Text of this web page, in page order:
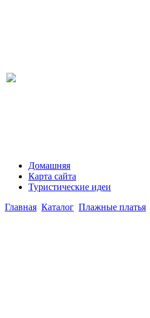
Домашняя
Карта сайта
Туристические идеи
Главная Каталог Плажные платья